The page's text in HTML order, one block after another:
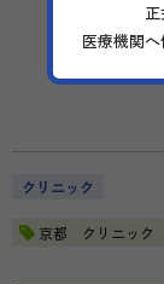
クリニック
京都 クリニック
医療機関